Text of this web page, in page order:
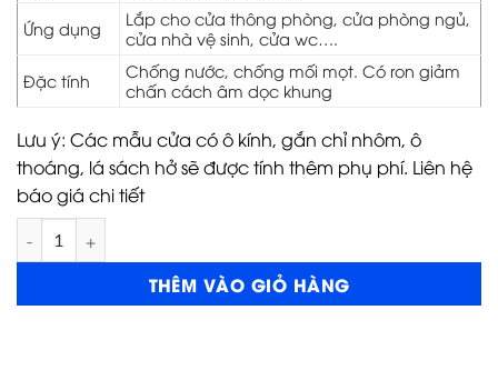
Ứng dụng
Lắp cho cửa thông phòng, cửa phòng ngủ,
cửa nhà vệ sinh, cửa wc….
Đặc tính
Chống nước, chống mối mọt. Có ron giảm
chấn cách âm dọc khung
Lưu ý: Các mẫu cửa có ô kính, gắn chỉ nhôm, ô
thoáng, lá sách hở sẽ được tính thêm phụ phí. Liên hệ
báo giá chi tiết
Cửa ABS KOS 117-M8707 số lượng
THÊM VÀO GIỎ HÀNG